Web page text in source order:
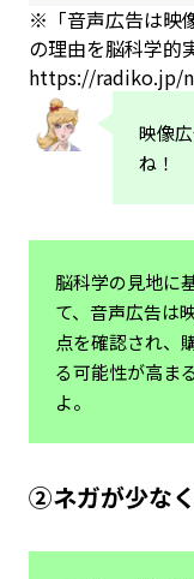
※「音声広告は映
の理由を脳科学的
https://radiko.jp/
映像
ね！
脳科学の見地に
て、音声広告は
点を確認され、
る可能性が高ま
よ。
②ネガが少な